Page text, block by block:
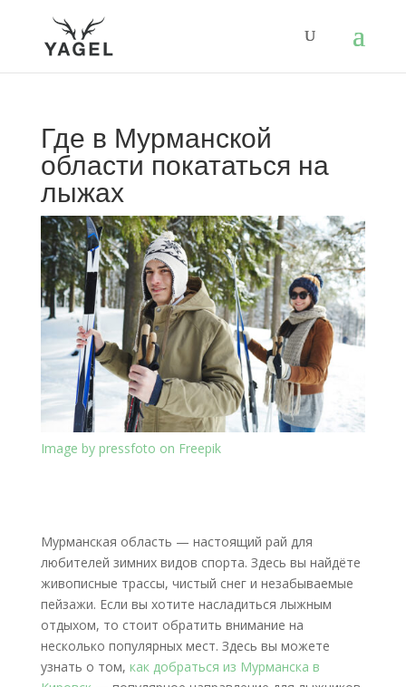
Где в Мурманской
области покататься на
лыжах
Image by pressfoto on Freepik
Мурманская область — настоящий рай для
любителей зимних видов спорта. Здесь вы найдёте
живописные трассы, чистый снег и незабываемые
пейзажи. Если вы хотите насладиться лыжным
отдыхом, то стоит обратить внимание на
несколько популярных мест. Здесь вы можете
узнать о том, как добраться из Мурманска в